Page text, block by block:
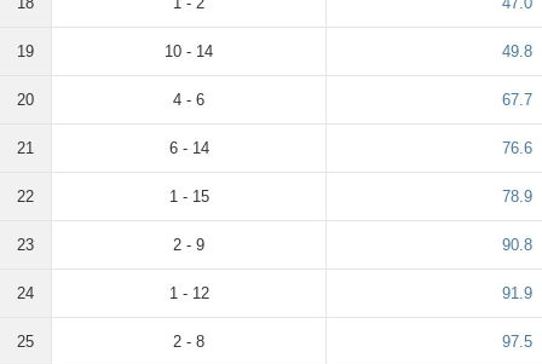
19 10 - 14 49.8
20 4 - 6 67.7
21 6 - 14 76.6
22 1 - 15 78.9
23 2 - 9 90.8
24 1 - 12 91.9
25 2 - 8 97.5